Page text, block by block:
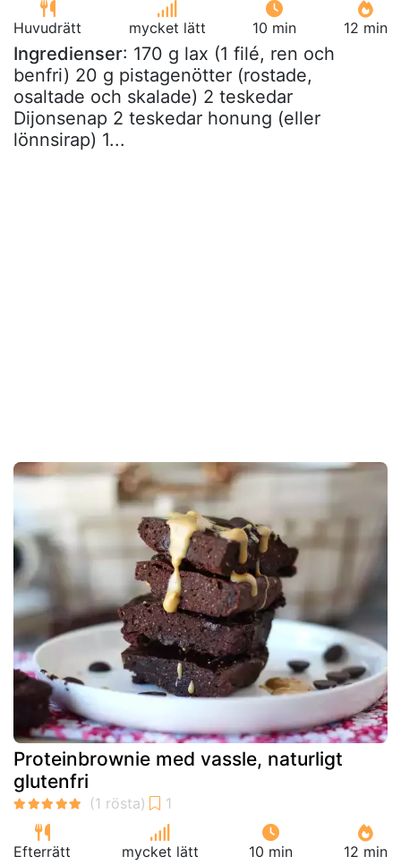
Huvudrätt mycket lätt 10 min 12 min
Ingredienser: 170 g lax (1 filé, ren och
benfri) 20 g pistagenötter (rostade,
osaltade och skalade) 2 teskedar
Dijonsenap 2 teskedar honung (eller
lönnsirap) 1...
Proteinbrownie med vassle, naturligt
glutenfri
Efterrätt mycket lätt 10 min 12 min